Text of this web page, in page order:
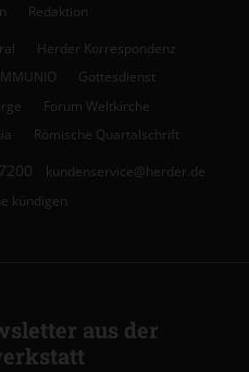
Redaktion
Herder Korrespondenz
Gottesdienst
Forum Weltkirche
Römische Quartalschrift
kundenservice@herder.de
kündigen
aus der